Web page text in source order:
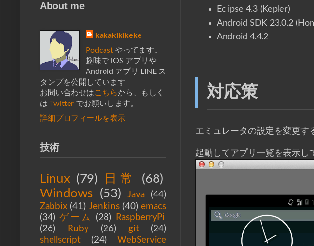
Eclipse 4.3 (Kepler)
Android SDK 23.0.2
Android 4.4.2
対応策
エミュレータの設定を変更す
起動してアプリ一覧を表示し
About me
kakakikikeke
Podcast やってます。
趣味で iOS アプリや
Android アプリ LINE ス
タンプを公開しています
お問い合わせはこちらから、もしく
は Twitter でお願いします。
詳細プロフィールを表示
技術
Linux (79) 日常
(68)
Windows (53) Java
(44)
Zabbix (41) Jenkins (40) emacs
(34) ゲーム (28)
RaspberryPi
(26)
Ruby (26) git
(24)
shellscript
(24)
WebService